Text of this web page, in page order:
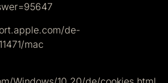
de-
mac